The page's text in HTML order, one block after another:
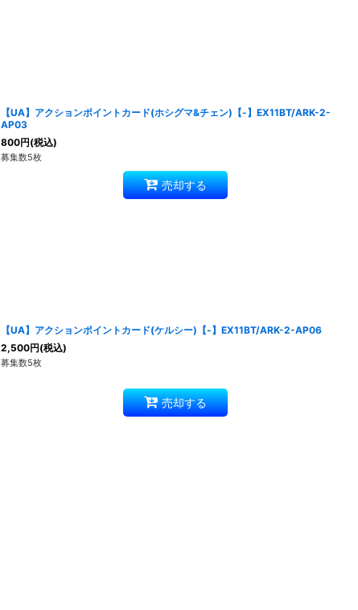
【UA】アクションポイントカード(ホシグマ&チェン)【-】EX11BT/ARK-2-
AP03
800円(税込)
募集数5枚
売却する
【UA】アクションポイントカード(ケルシー)【-】EX11BT/ARK-2-AP06
2,500円(税込)
募集数5枚
売却する